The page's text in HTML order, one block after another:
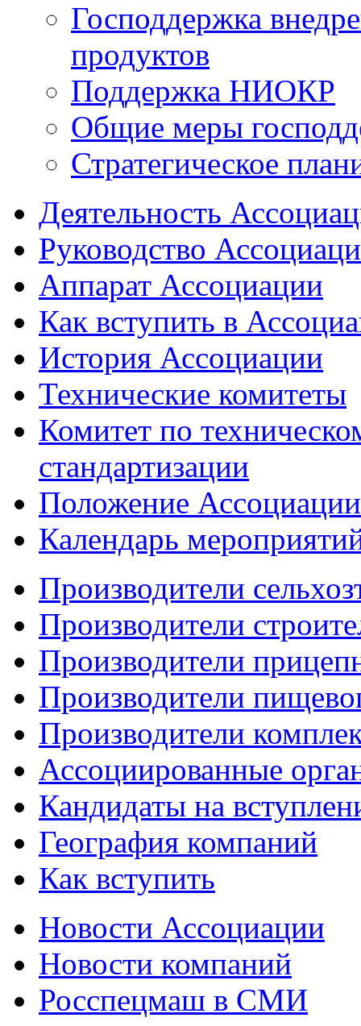
Господдержка
продуктов
Поддержка НИОКР
Общие меры
Стратегическое
Деятельность
Руководство
Аппарат Ассоциации
Как вступить в
История Ассоциации
Технические комитеты
Комитет по
стандартизации
Положение
Календарь
Производители
Производители
Производители
Производители
Производители
Ассоциированные
Кандидаты на
География компаний
Как вступить
Новости Ассоциации
Новости компаний
Росспецмаш в СМИ